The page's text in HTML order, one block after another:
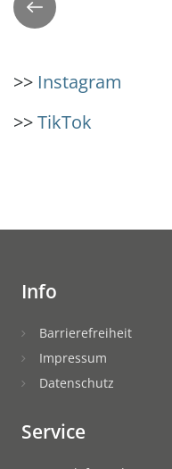
Zurück
>> Instagram
>>TikTok
Info
Barrierefreiheit
Impressum
Datenschutz
Service